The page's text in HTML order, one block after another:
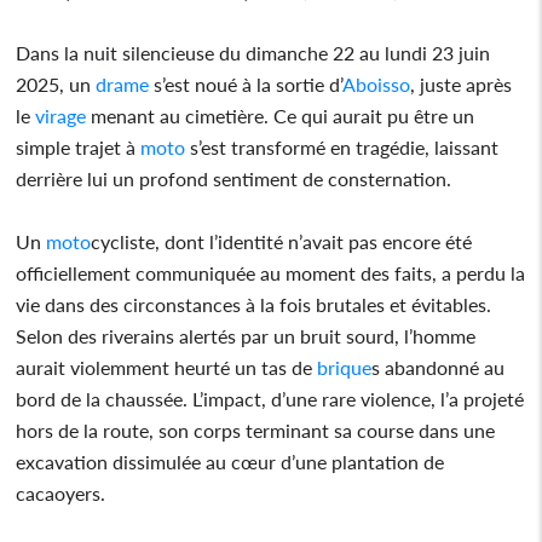
Dans la nuit silencieuse du dimanche 22 au lundi 23 juin
2025, undrame s’est noué à la sortie d’Aboisso , juste après
levirage menant au cimetière. Ce qui aurait pu être un
simple trajet à moto s’est transformé en tragédie, laissant
derrière lui un profond sentiment de consternation.
Un motocycliste, dont l’identité n’avait pas encore été
officiellement communiquée au moment des faits, a perdu la
vie dans des circonstances à la fois brutales et évitables.
Selon des riverains alertés par un bruit sourd, l’homme
aurait violemment heurté un tas de briques abandonné au
bord de la chaussée. L’impact, d’une rare violence, l’a projeté
hors de la route, son corps terminant sa course dans une
excavation dissimulée au cœur d’une plantation de
cacaoyers.